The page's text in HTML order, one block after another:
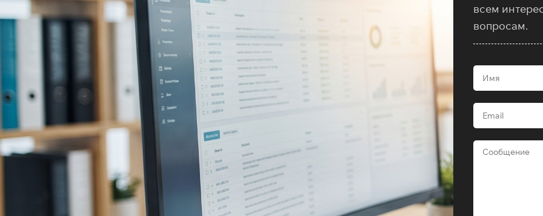
всем
вопросам.